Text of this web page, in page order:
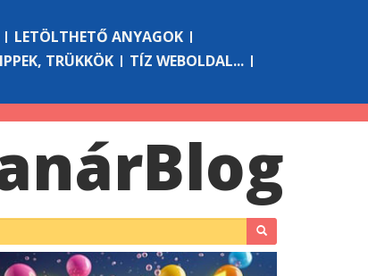
LETÖLTHETŐ ANYAGOK
TRÜKKÖK
TÍZ WEBOLDAL...
Blog